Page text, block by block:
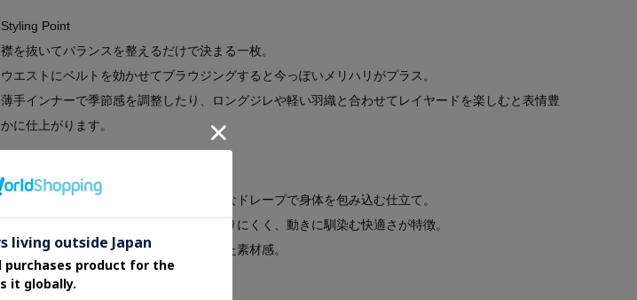
Styling Point
襟を抜いてバランスを整えるだけで決まる一枚。
ウエストにベルトを効かせてブラウジングすると今っぽいメリハリがプラス。
薄手インナーで季節感を調整したり、ロングジレや軽い羽織と合わせてレイヤードを楽しむと表情豊
かに仕上がります。
Fabric Point
落ち感のあるトロミ素材を想定し、自然なドレープで身体を包み込む仕立て。
程よいハリでラインを整えつつしわになりにくく、動きに馴染む快適さが特徴。
デイリーに使いやすい扱い易さも重視した素材感。
接触冷感とUV加工の機能付き。